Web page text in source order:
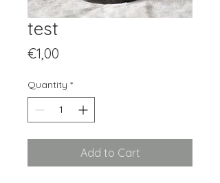
test
€1,00
Quantity *
Add to Cart